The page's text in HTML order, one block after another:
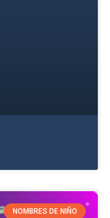
NOMBRES DE NIÑO